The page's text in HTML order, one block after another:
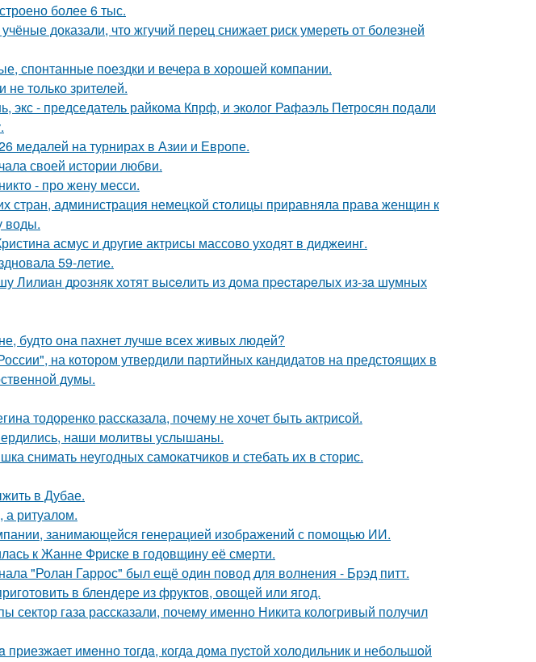
более 6 тыс.
доказали, что жгучий перец снижает риск умереть от болезней
спонтанные поездки и вечера в хорошей компании.
не только зрителей.
экс - председатель райкома Кпрф, и эколог Рафаэль Петросян подали
медалей на турнирах в Азии и Европе.
своей истории любви.
- про жену месси.
стран, администрация немецкой столицы приравняла права женщин к
воды.
асмус и другие актрисы массово уходят в диджеинг.
59-летие.
Лилиaн дpoзняк хoтят выceлить из дoмa пpecтapeлых из-зa шумных
будто она пахнет лучше всех живых людей?
на котором утвердили партийных кандидатов на предстоящих в
думы.
тодоренко рассказала, почему не хочет быть актрисой.
наши молитвы услышаны.
снимать неугодных самокатчиков и стебать их в сторис.
в Дубае.
а ритуалом.
занимающейся генерацией изображений с помощью ИИ.
к Жанне Фриске в годовщину её смерти.
"Ролан Гаррос" был ещё один повод для волнения - Брэд питт.
в блендере из фруктов, овощей или ягод.
сектор газа рассказали, почему именно Никита кологривый получил
приезжает имeнно тогдa, когда дома пуcтой холодильник и небольшoй